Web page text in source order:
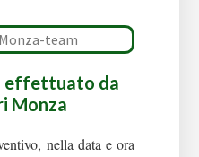
effettuato da
Monza
nella data e ora